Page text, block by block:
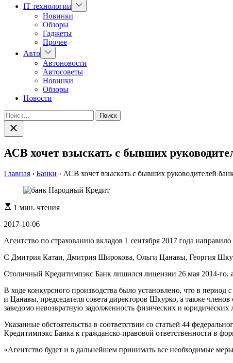
IT технологии
Показать
подменю
Новинки
Обзоры
Гаджеты
Прочее
Авто Показать
подменю
Автоновости
Автосоветы
Новинки
Обзоры
Новости
Найти:
Закрыть
поиск
АСВ хочет взыскать с бывших
Главная › Банки › АСВ хочет взыскать с бывших руководителей
Расчетное
чтения
1 мин. чтения
2017-10-06
Агентство по страхованию вкладов 1 сентября 2017 года
С Дмитрия Катаи, Дмитрия Широкова, Ольги Цанавы, Георгия
Столичный Кредитимпэкс Банк лишился лицензии 26 мая 2014-
В ходе конкурсного производства было установлено, что в
и Цанавы, председателя совета директоров Шкурко, а также
заведомо невозвратную задолженность физических и юридических
Указанные обстоятельства в соответствии со статьей 44
Кредитимпэкс Банка к гражданско-правовой ответственности в
«Агентство будет и в дальнейшем принимать все необходимые